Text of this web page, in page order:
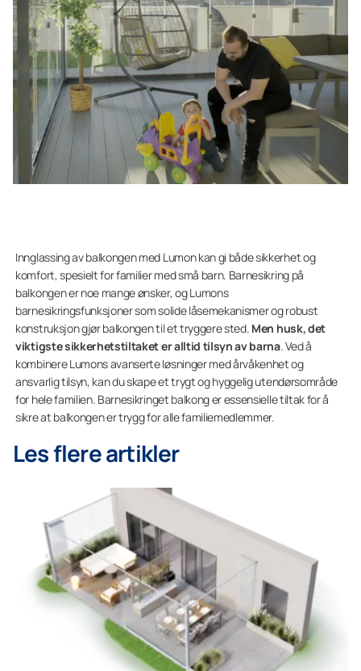
Innglassing av balkongen med Lumon kan gi både sikkerhet og
komfort, spesielt for familier med små barn. Barnesikring på
balkongen er noe mange ønsker, og Lumons
barnesikringsfunksjoner som solide låsemekanismer og robust
konstruksjon gjør balkongen til et tryggere sted. Men husk, det
viktigste sikkerhetstiltaket er alltid tilsyn av barna. Ved å
kombinere Lumons avanserte løsninger med årvåkenhet og
ansvarlig tilsyn, kan du skape et trygt og hyggelig utendørsområde
for hele familien. Barnesikringet balkong er essensielle tiltak for å
sikre at balkongen er trygg for alle familiemedlemmer.
Les flere artikler